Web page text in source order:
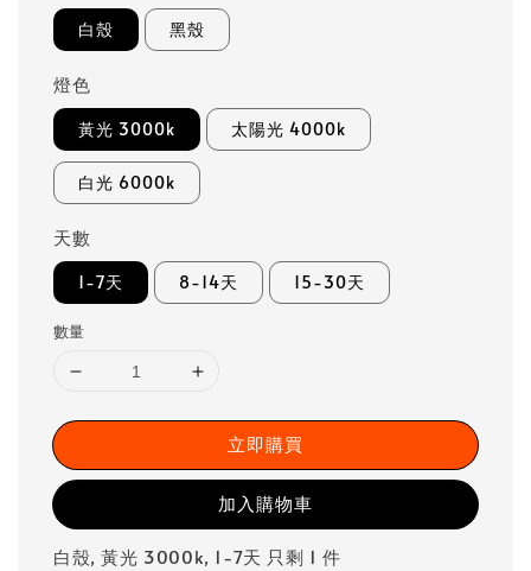
白殼 黑殼
燈色
黃光 3000k 太陽光 4000k
白光 6000k
天數
1-7天 8-14天 15-30天
數量
立即購買
加入購物車
白殼, 黃光 3000k, 1-7天 只剩 1 件